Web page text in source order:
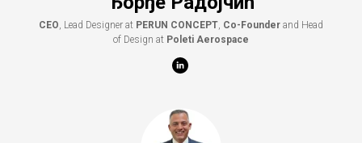
CEO, Lead Designer at PERUN CONCEPT, Co-Founder and Head
of Design at Poleti Aerospace